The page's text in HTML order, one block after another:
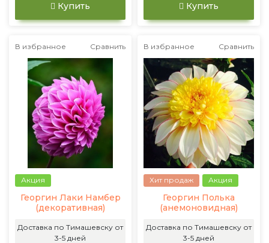
Купить Купить
В избранное Сравнить
Акция
Георгин Лаки Намбер
(декоративная)
Доставка по Тимашевску от
3-5 дней
В избранное Сравнить
Хит продаж Акция
Георгин Полька
(анемоновидная)
Доставка по Тимашевску от
3-5 дней